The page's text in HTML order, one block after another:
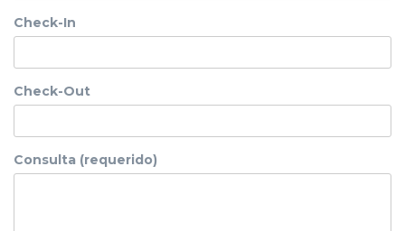
Check-In
Check-Out
Consulta (requerido)